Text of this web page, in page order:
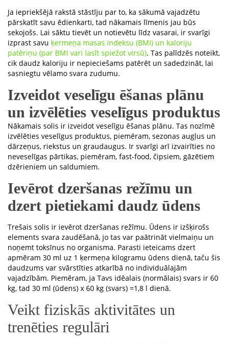
Ja iepriekšējā rakstā stāstīju par to, ka sākumā vajadzētu
pārskatīt savu ēdienkarti, tad nākamais līmenis jau būs
sekojošs. Lai sāktu tievēt un notievētu līdz vasarai, ir svarīgi
izprast savu ķermeņa masas indeksu (BMI) un kaloriju
patēriņu (par BMI vari lasīt spiežot virsū). Tas palīdzēs noteikt,
cik daudz kaloriju ir nepieciešams patērēt un sadedzināt, lai
sasniegtu vēlamo svara zudumu.
Izveidot veselīgu ēšanas plānu
un izvēlēties veselīgus produktus
Nākamais solis ir izveidot veselīgu ēšanas plānu. Tas nozīmē
izvēlēties veselīgus produktus, piemēram, sezonas augļus un
dārzeņus, riekstus un graudaugus. Ir svarīgi arī izvairīties no
neveselīgas pārtikas, piemēram, fast-food, čipsiem, gāzētiem
dzērieniem un saldumiem.
Ievērot dzeršanas režīmu un
dzert pietiekami daudz ūdens
Trešais solis ir ievērot dzeršanas režīmu. Ūdens ir izšķirošs
elements svara zaudēšanā, jo tas var paātrināt vielmaiņu un
noņemt toksīnus no organisma. Parasti ieteicams dzert
apmēram 30 ml uz 1 ķermeņa kilogramu ūdens dienā, taču šis
daudzums var svārstīties atkarībā no individuālajām
vajadzībām. Piemēram, ja Tavs idēalais (normālais) svars ir 60
kg, tad 30 ml (ūdens) x 60 kg (svars) =1,8 l dienā.
Veikt fiziskās aktivitātes un
trenēties regulāri